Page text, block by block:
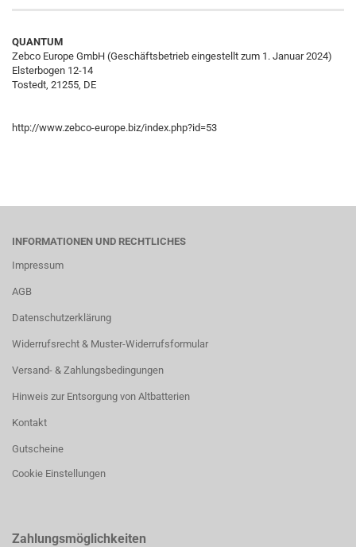
QUANTUM
Zebco Europe GmbH (Geschäftsbetrieb eingestellt zum 1. Januar 2024)
Elsterbogen 12-14
Tostedt, 21255, DE
http://www.zebco-europe.biz/index.php?id=53
INFORMATIONEN UND RECHTLICHES
Impressum
AGB
Datenschutzerklärung
Widerrufsrecht & Muster-Widerrufsformular
Versand- & Zahlungsbedingungen
Hinweis zur Entsorgung von Altbatterien
Kontakt
Gutscheine
Cookie Einstellungen
Zahlungsmöglichkeiten